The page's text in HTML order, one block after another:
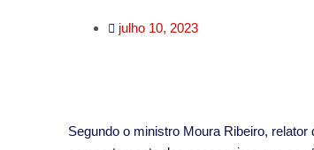
julho 10, 2023
​Segundo o ministro Moura Ribeiro,